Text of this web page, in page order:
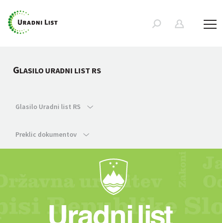
GLASILO URADNI LIST RS
Glasilo Uradni list RS
Preklic dokumentov